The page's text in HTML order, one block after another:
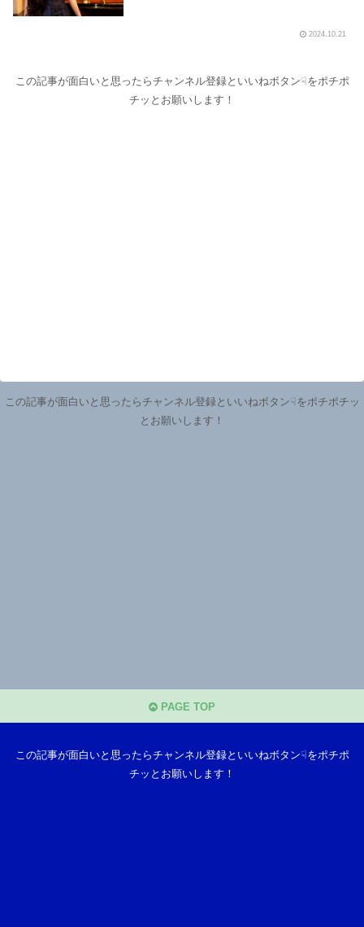
2024.10.21
この記事が面白いと思ったらチャンネル登録といいねボタン☟をポチポ
チッとお願いします！
この記事が面白いと思ったらチャンネル登録といいねボタン☟をポチポチッ
とお願いします！
PAGE TOP
この記事が面白いと思ったらチャンネル登録といいねボタン☟をポチポ
チッとお願いします！